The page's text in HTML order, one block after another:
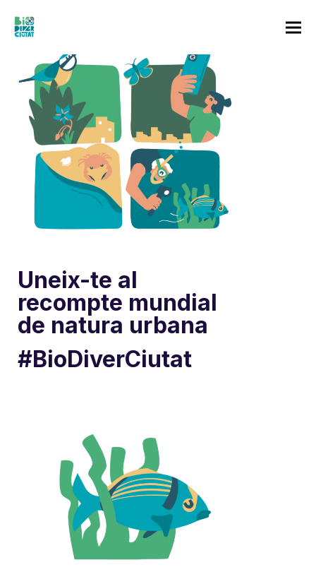
Uneix-te al
recompte mundial
de natura urbana
#BioDiverCiutat